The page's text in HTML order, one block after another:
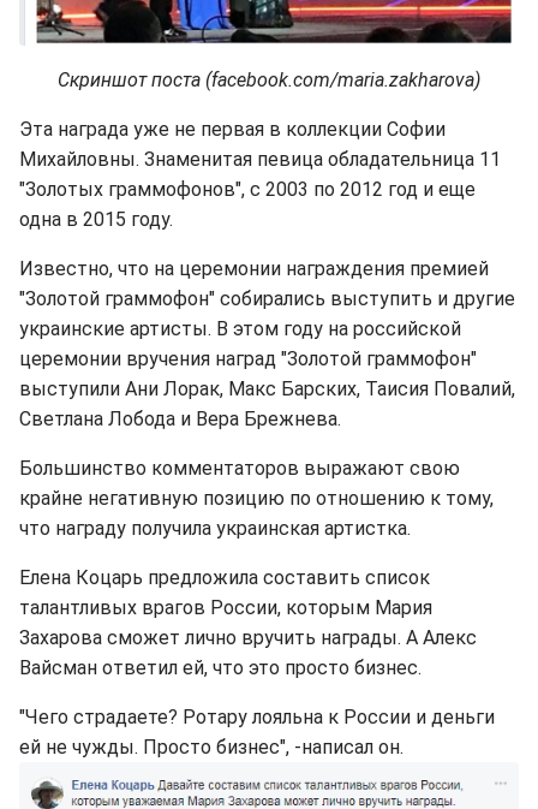
Скриншот поста (facebook.com/maria.zakharova)
Эта награда уже не первая в коллекции Софии
Михайловны. Знаменитая певица обладательница 11
"Золотых граммофонов", с 2003 по 2012 год и еще
одна в 2015 году.
Известно, что на церемонии награждения премией
"Золотой граммофон" собирались выступить и другие
украинские артисты. В этом году на российской
церемонии вручения наград "Золотой граммофон"
выступили Ани Лорак, Макс Барских, Таисия Повалий,
Светлана Лобода и Вера Брежнева.
Большинство комментаторов выражают свою
крайне негативную позицию по отношению к тому,
что награду получила украинская артистка.
Елена Коцарь предложила составить список
талантливых врагов России, которым Мария
Захарова сможет лично вручить награды. А Алекс
Вайсман ответил ей, что это просто бизнес.
"Чего страдаете? Ротару лояльна к России и деньги
ей не чужды. Просто бизнес", -написал он.